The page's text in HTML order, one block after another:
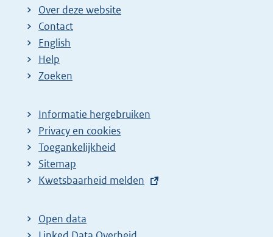
Over deze website
Contact
English
Help
Zoeken
Informatie hergebruiken
Privacy en cookies
Toegankelijkheid
Sitemap
E
t
e
Kwetsbaarheid melden
Open data